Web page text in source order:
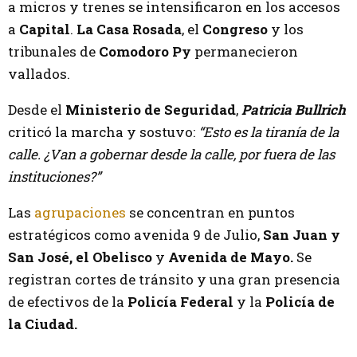
a micros y trenes se intensificaron en los accesos
a Capital. La Casa Rosada, el Congreso y los
tribunales de Comodoro Py permanecieron
vallados.
Desde el Ministerio de Seguridad,Patricia Bullrich
criticó la marcha y sostuvo: “Esto es la tiranía de la
calle. ¿Van a gobernar desde la calle, por fuera de las
instituciones?”
Las agrupaciones se concentran en puntos
estratégicos como avenida 9 de Julio, San Juan y
San José, el Obelisco y Avenida de Mayo. Se
registran cortes de tránsito y una gran presencia
de efectivos de la Policía Federal y la Policía de
la Ciudad.